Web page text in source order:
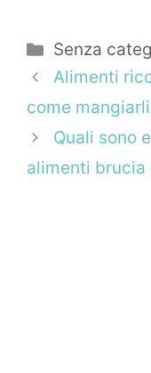
Categorie
Senza
Alimenti
come
Quali sono
alimenti brucia